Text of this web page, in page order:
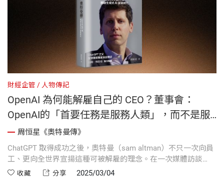
財經企管 人物傳記
OpenAI 為何能解雇自己的 CEO？董事會：
OpenAI的「首要任務是服務人類」，而不是服
務投資人和員工｜《奧特曼傳》
周恒星《奧特曼傳》
ChatGPT 取得成功之後，奧特曼（sam altman）不只一次向員
工、更向全世界宣揚這種可被解雇的理念。在一次媒體訪談
上，他更是坦率的表示：「董事會可以解雇我，我認為這是有
收藏 分享 2025/03/04